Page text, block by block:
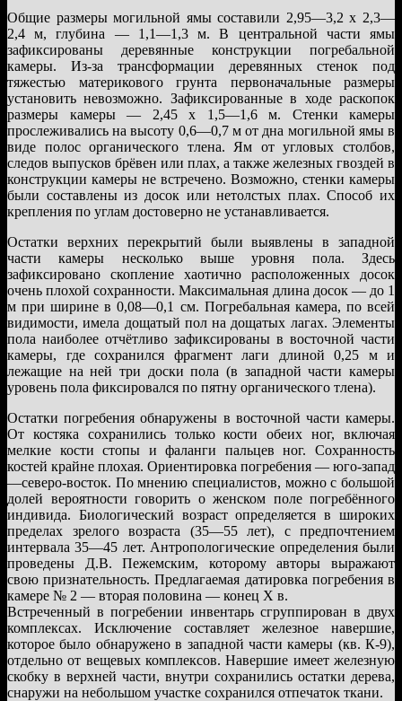
Общие размеры могильной ямы составили 2,95—3,2 х 2,3—
2,4 м, глубина — 1,1—1,3 м. В центральной части ямы
зафиксированы деревянные конструкции погребальной
камеры. Из-за трансформации деревянных стенок под
тяжестью материкового грунта первоначальные размеры
установить невозможно. Зафиксированные в ходе раскопок
размеры камеры — 2,45 х 1,5—1,6 м. Стенки камеры
прослеживались на высоту 0,6—0,7 м от дна могильной ямы в
виде полос органического тлена. Ям от угловых столбов,
следов выпусков брёвен или плах, а также железных гвоздей в
конструкции камеры не встречено. Возможно, стенки камеры
были составлены из досок или нетолстых плах. Способ их
крепления по углам достоверно не устанавливается.
Остатки верхних перекрытий были выявлены в западной
части камеры несколько выше уровня пола. Здесь
зафиксировано скопление хаотично расположенных досок
очень плохой сохранности. Максимальная длина досок — до 1
м при ширине в 0,08—0,1 см. Погребальная камера, по всей
видимости, имела дощатый пол на дощатых лагах. Элементы
пола наиболее отчётливо зафиксированы в восточной части
камеры, где сохранился фрагмент лаги длиной 0,25 м и
лежащие на ней три доски пола (в западной части камеры
уровень пола фиксировался по пятну органического тлена).
Остатки погребения обнаружены в восточной части камеры.
От костяка сохранились только кости обеих ног, включая
мелкие кости стопы и фаланги пальцев ног. Сохранность
костей крайне плохая. Ориентировка погребения — юго-запад
—северо-восток. По мнению специалистов, можно с большой
долей вероятности говорить о женском поле погребённого
индивида. Биологический возраст определяется в широких
пределах зрелого возраста (35—55 лет), с предпочтением
интервала 35—45 лет. Антропологические определения были
проведены Д.В. Пежемским, которому авторы выражают
свою признательность. Предлагаемая датировка погребения в
камере № 2 — вторая половина — конец X в.
Встреченный в погребении инвентарь сгруппирован в двух
комплексах. Исключение составляет железное навершие,
которое было обнаружено в западной части камеры (кв. К-9),
отдельно от вещевых комплексов. Навершие имеет железную
скобку в верхней части, внутри сохранились остатки дерева,
снаружи на небольшом участке сохранился отпечаток ткани.